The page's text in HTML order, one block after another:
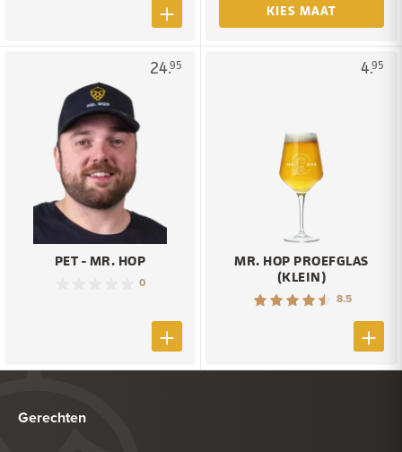
KIES MAAT
24.95
PET - MR. HOP
0
4.95
MR. HOP PROEFGLAS
(KLEIN)
8.5
Gerechten